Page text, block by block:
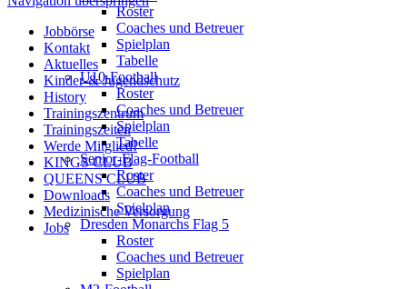
Roster
Coaches und Betreuer
Spielplan
Tabelle
U10-Football
Roster
Coaches und Betreuer
Spielplan
Tabelle
Senior-Flag-Football
Roster
Coaches und Betreuer
Spielplan
Dresden Monarchs Flag 5
Roster
Coaches und Betreuer
Spielplan
Jobbörse
Kontakt
Aktuelles
Kinder-& Jugendschutz
History
Trainingszentrum
Trainingszeiten
Werde Mitglied!
KINGS CLUB
QUEENS CLUB
Downloads
Medizinische Versorgung
Jobs